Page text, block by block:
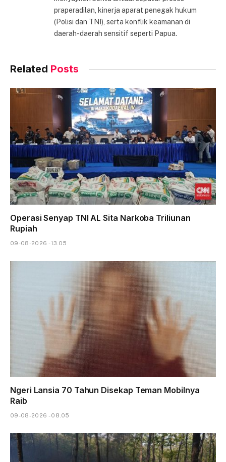
praperadilan, kinerja aparat penegak hukum
(Polisi dan TNI), serta konflik keamanan di
daerah-daerah sensitif seperti Papua.
Related Posts
Operasi Senyap TNI AL Sita Narkoba Triliunan
Rupiah
09-08-2026 - 13.05
Ngeri Lansia 70 Tahun Disekap Teman Mobilnya
Raib
09-08-2026 - 08.05